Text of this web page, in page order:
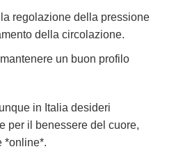
regolazione della pressione
della circolazione.
un buon profilo
in Italia desideri
per il benessere del cuore,
*online*.